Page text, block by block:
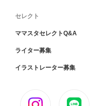
セレクト
ママスタセレクトQ&A
ライター募集
イラストレーター募集